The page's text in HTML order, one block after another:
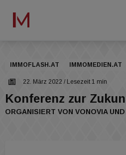
IMMOFLASH.AT IMMOMEDIEN.AT
22. März 2022 / Lesezeit 1 min
Konferenz zur
ORGANISIERT VON VONOVIA